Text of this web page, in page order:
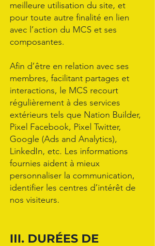
meilleure utilisation du site, et
pour toute autre finalité en lien
avec l’action du MCS et ses
composantes.
Afin d’être en relation avec ses
membres, facilitant partages et
interactions, le MCS recourt
régulièrement à des services
extérieurs tels que Nation Builder,
Pixel Facebook, Pixel Twitter,
Google (Ads and Analytics),
LinkedIn, etc. Les informations
fournies aident à mieux
personnaliser la communication,
identifier les centres d’intérêt de
nos visiteurs.
III. DURÉES DE